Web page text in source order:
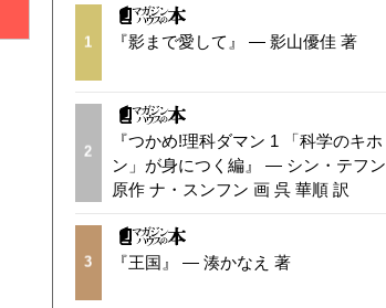
1 『影まで愛して』 — 影山優佳 著
2
『つかめ!理科ダマン 1 「科学のキホ
ン」が身につく編』 — シン・テフン
原作 ナ・スンフン 画 呉 華順 訳
3 『王国』 — 湊かなえ 著